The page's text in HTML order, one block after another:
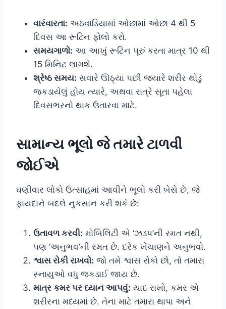
વારંવારતા: અઠવાડિયામાં ઓછામાં ઓછા 4 થી 5
દિવસ આ રૂટિન ફોલો કરો.
સમયગાળો: આ આખું રૂટિન પૂરું કરતા માત્ર 10 થી
15 મિનિટ લાગશે.
શ્રેષ્ઠ સમય: સવારે ઊઠ્યા પછી જ્યારે શરીર થોડું
જકડાયેલું હોય ત્યારે, અથવા રાત્રે સૂતા પહેલા
દિવસભરનો થાક ઉતારવા માટે.
સામાન્ય ભૂલો જે તમારે ટાળવી
જોઈએ
ઘણીવાર લોકો ઉત્સાહમાં આવીને ભૂલો કરી બેસે છે, જે
ફાયદાને બદલે નુકસાન કરી શકે છે:
ઉતાવળ કરવી: મોબિલિટી એ ‘ઝડપ’ની રમત નથી,
પણ ‘અનુભવ’ની રમત છે. દરેક ખેંચાણને અનુભવો.
શ્વાસ રોકી રાખવો: જો તમે શ્વાસ રોકો છો, તો તમારા
સ્નાયુઓ વધુ જકડાઈ જાય છે.
માત્ર કમર પર ધ્યાન આપવું: યાદ રાખો, કમર એ
શરીરના મધ્યમાં છે. તેના માટે તમારા થાપા અને